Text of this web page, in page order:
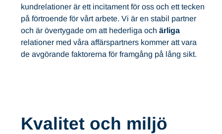
kundrelationer är ett incitament för oss och ett tecken
på förtroende för vårt arbete. Vi är en stabil partner
och är övertygade om att hederliga och ärliga
relationer med våra affärspartners kommer att vara
de avgörande faktorerna för framgång på lång sikt.
Kvalitet och miljö